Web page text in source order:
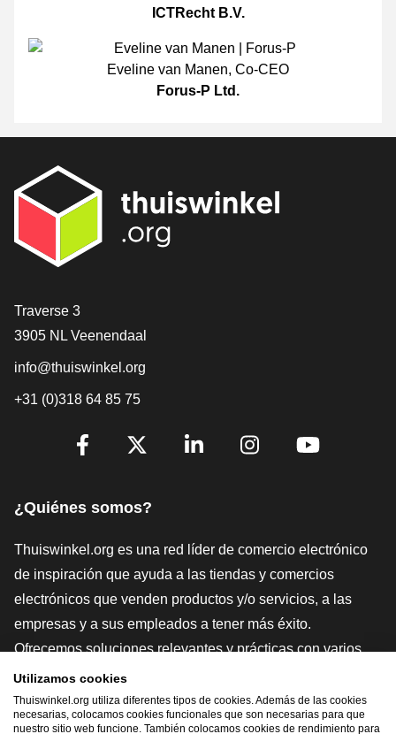
ICTRecht B.V.
Eveline van Manen, Co-CEO
Forus-P Ltd.
[_General:Contact]
Traverse 3
3905 NL Veenendaal
info@thuiswinkel.org
+31 (0)318 64 85 75
[_General:SocialMediaTitle]
¿Quiénes somos?
Thuiswinkel.org es una red líder de comercio electrónico
de inspiración que ayuda a las tiendas y comercios
electrónicos que venden productos y/o servicios, a las
empresas y a sus empleados a tener más éxito.
Ofrecemos soluciones relevantes y prácticas con varios
sellos de confianza, Thuiswinkel Reviews, herramientas y
asesoramiento jurídico, defensa, estudios de mercado, y
tenemos nuestra propia plataforma educativa, la
Utilizamos cookies
Thuiswinkel.org utiliza diferentes tipos de cookies. Además de las cookies
necesarias, colocamos cookies funcionales que son necesarias para que
nuestro sitio web funcione. También colocamos cookies de rendimiento para